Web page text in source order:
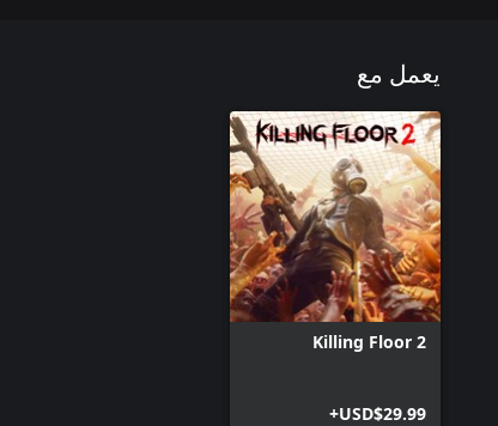
يعمل مع
Killing Floor 2
USD$29.99+